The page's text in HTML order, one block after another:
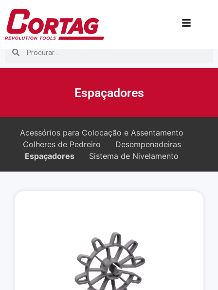
Espaçadores
Acessórios para Colocação e Assentamento
Colheres de Pedreiro
Desempenadeiras
Espaçadores
Sistema de Nivelamento